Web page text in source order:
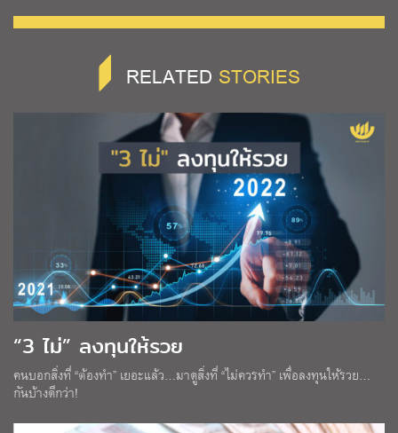
RELATED STORIES
“3 ไม่” ลงทุนให้รวย
คนบอกสิ่งที่ “ต้องทำ” เยอะแล้ว…มาดูสิ่งที่ “ไม่ควรทำ” เพื่อลงทุนให้รวย…
กันบ้างดีกว่า!